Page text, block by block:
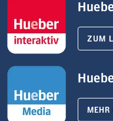
ZUM
MEHR